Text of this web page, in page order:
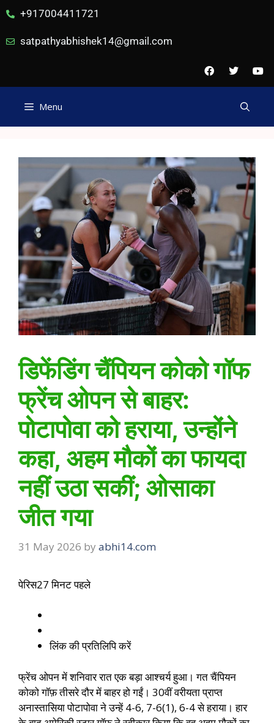
+917004411721
satpathyabhishek14@gmail.com
Menu
डिफेंडिंग चैंपियन कोको गॉफ
फ्रेंच ओपन से बाहर:
पोटापोवा को हराया, उन्होंने
कहा, अहम मौकों का फायदा
नहीं उठा सकीं; ओसाका
जीत गया
31 May 2026 by abhi14.com
पेरिस27 मिनट पहले
लिंक की प्रतिलिपि करें
फ्रेंच ओपन में शनिवार रात एक बड़ा आश्चर्य हुआ। गत चैंपियन
कोको गॉफ़ तीसरे दौर में बाहर हो गईं। 30वीं वरीयता प्राप्त
अनास्तासिया पोटापोवा ने उन्हें 4-6, 7-6(1), 6-4 से हराया। हार